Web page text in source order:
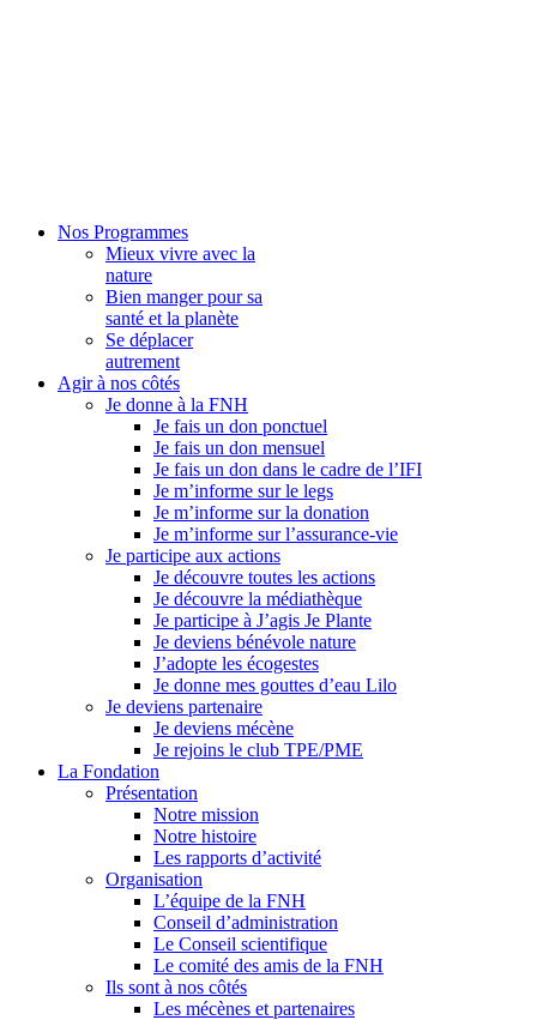
Nos Programmes
Mieux vivre avec la
nature
Bien manger pour sa
santé et la planète
Se déplacer
autrement
Agir à nos côtés
Je donne à la FNH
Je fais un don ponctuel
Je fais un don mensuel
Je fais un don dans le cadre de l’IFI
Je m’informe sur le legs
Je m’informe sur la donation
Je m’informe sur l’assurance-vie
Je participe aux actions
Je découvre toutes les actions
Je découvre la médiathèque
Je participe à J’agis Je Plante
Je deviens bénévole nature
J’adopte les écogestes
Je donne mes gouttes d’eau Lilo
Je deviens partenaire
Je deviens mécène
Je rejoins le club TPE/PME
La Fondation
Présentation
Notre mission
Notre histoire
Les rapports d’activité
Organisation
L’équipe de la FNH
Conseil d’administration
Le Conseil scientifique
Le comité des amis de la FNH
Ils sont à nos côtés
Les mécènes et partenaires